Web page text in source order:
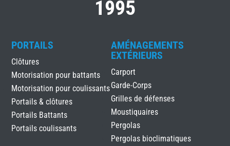
1995
PORTAILS
Clôtures
Motorisation pour battants
Motorisation pour coulissants
Portails & clôtures
Portails Battants
Portails coulissants
AMÉNAGEMENTS
EXTÉRIEURS
Carport
Garde-Corps
Grilles de défenses
Moustiquaires
Pergolas
Pergolas bioclimatiques